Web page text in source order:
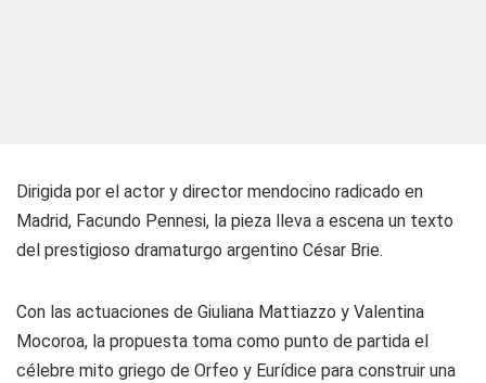
Dirigida por el actor y director mendocino radicado en
Madrid, Facundo Pennesi, la pieza lleva a escena un texto
del prestigioso dramaturgo argentino César Brie.
Con las actuaciones de Giuliana Mattiazzo y Valentina
Mocoroa, la propuesta toma como punto de partida el
célebre mito griego de Orfeo y Eurídice para construir una